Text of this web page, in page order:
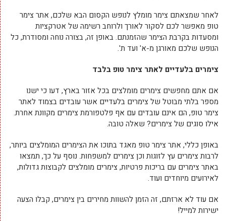
לאחר שמצאתם צימר מומלץ לנופש הקסום הבא שלכם, אתר צימר
טופ מאפשר לכם לסקור לאורך ולרוחב רשימה של אטרקציות
ומסעדות בקרבת הצימר שהזמנתם. באופן זה, בצורה נוחה ומסודרת, כל
הנופש שלכם מאורגן מ-א' ועד ת'.
צימרים בלעדיים לאתר צימר טופ בלבד
אם אתם מחפשים צימרים מומלצים בכל אזור בארץ, דעו כי ישנו
מספר בלתי מבוטל של צימרים בלעדיים אשר עובדים בצמוד לאתר
צימר טופ, הם אינם עובדים עם אף פלטפורמת צימרים מקוונת אחרת.
אילו סוגים של צימרים? שאלה טובה.
באופן כללי, אתר צימר טופ מאגד בתוכו את הצימרים המומלצים ביותר,
לרבות צימרים עץ לזוגות וכן צימרים למשפחות. נוסף על כך, תמצאו
באתר צימרים עם בריכות פרטיות, צימרים מומלצים לקבוצות גדולות,
לאירועים מיוחדים ועוד.
אם עוד לא ארזתם, זה הזמן להשוות מחירים בין צימרים, קבלו הצעה
ישירות למייל!